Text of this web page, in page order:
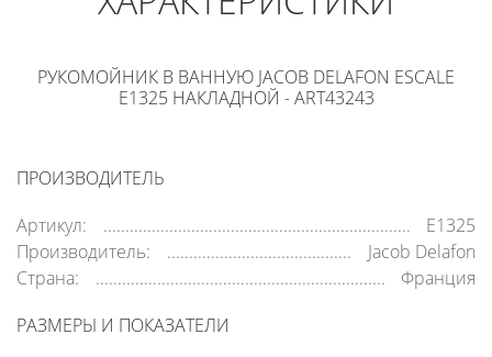
РУКОМОЙНИК В ВАННУЮ JACOB DELAFON ESCALE
E1325 НАКЛАДНОЙ - ART43243
ПРОИЗВОДИТЕЛЬ
Артикул:
E1325
Производитель:
Jacob Delafon
Страна:
Франция
РАЗМЕРЫ И ПОКАЗАТЕЛИ